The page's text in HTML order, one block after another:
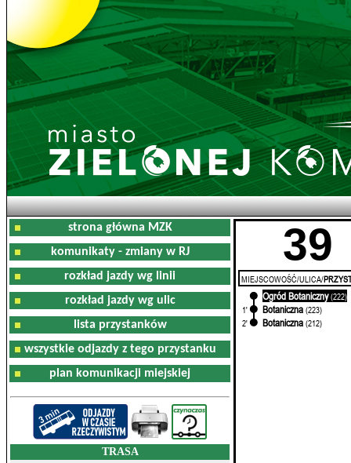
strona główna MZK
komunikaty - zmiany w RJ
rozkład jazdy wg linii
rozkład jazdy wg ulic
lista przystanków
wszystkie odjazdy z tego przystanku
plan komunikacji miejskiej
TRASA
39
MIEJSCOWOŚĆ/ULICA/
Ogród Botaniczny (222)
1'
Botaniczna (223)
2'
Botaniczna (212)